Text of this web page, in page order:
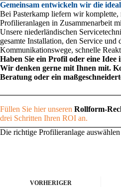
Gemeinsam entwickeln wir die
Bei Pasterkamp liefern wir komplette,
Profilieranlagen in Zusammenarbeit
Unsere niederländischen
gesamte Installation, den Service und
Kommunikationswege, schnelle
Haben Sie ein Profil oder eine Idee
Wir denken gerne mit Ihnen mit.
Beratung oder ein
Füllen Sie hier unseren Rollform-
drei Schritten Ihren ROI an.
Die richtige Profilieranlage auswählen
VORHERIGER